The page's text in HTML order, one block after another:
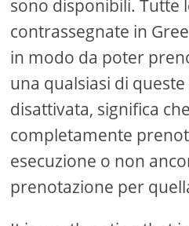
sono disponibili. Tutte
contrassegnate in
in modo da poter
una qualsiasi di
disattivata, significa
completamente
esecuzione o non
prenotazione per